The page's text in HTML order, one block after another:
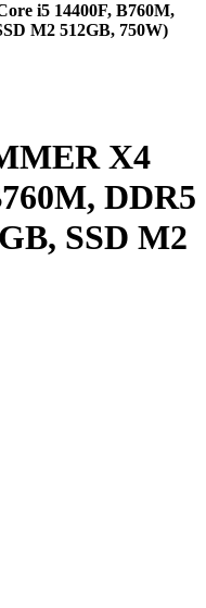
i5 14400F, B760M,
M2 512GB, 750W)
X4
DDR5
SSD M2